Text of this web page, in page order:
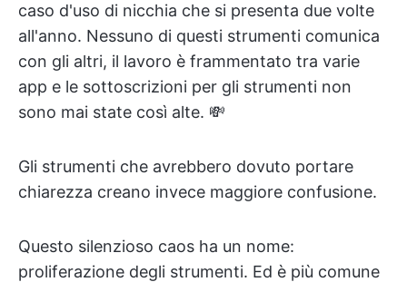
caso d'uso di nicchia che si presenta due volte
all'anno. Nessuno di questi strumenti comunica
con gli altri, il lavoro è frammentato tra varie
app e le sottoscrizioni per gli strumenti non
sono mai state così alte. 💸
Gli strumenti che avrebbero dovuto portare
chiarezza creano invece maggiore confusione.
Questo silenzioso caos ha un nome:
proliferazione degli strumenti. Ed è più comune